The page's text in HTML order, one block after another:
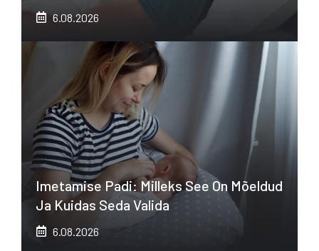
6.08.2026
Imetamise Padi: Milleks See On Mõeldud
Ja Kuidas Seda Valida
6.08.2026